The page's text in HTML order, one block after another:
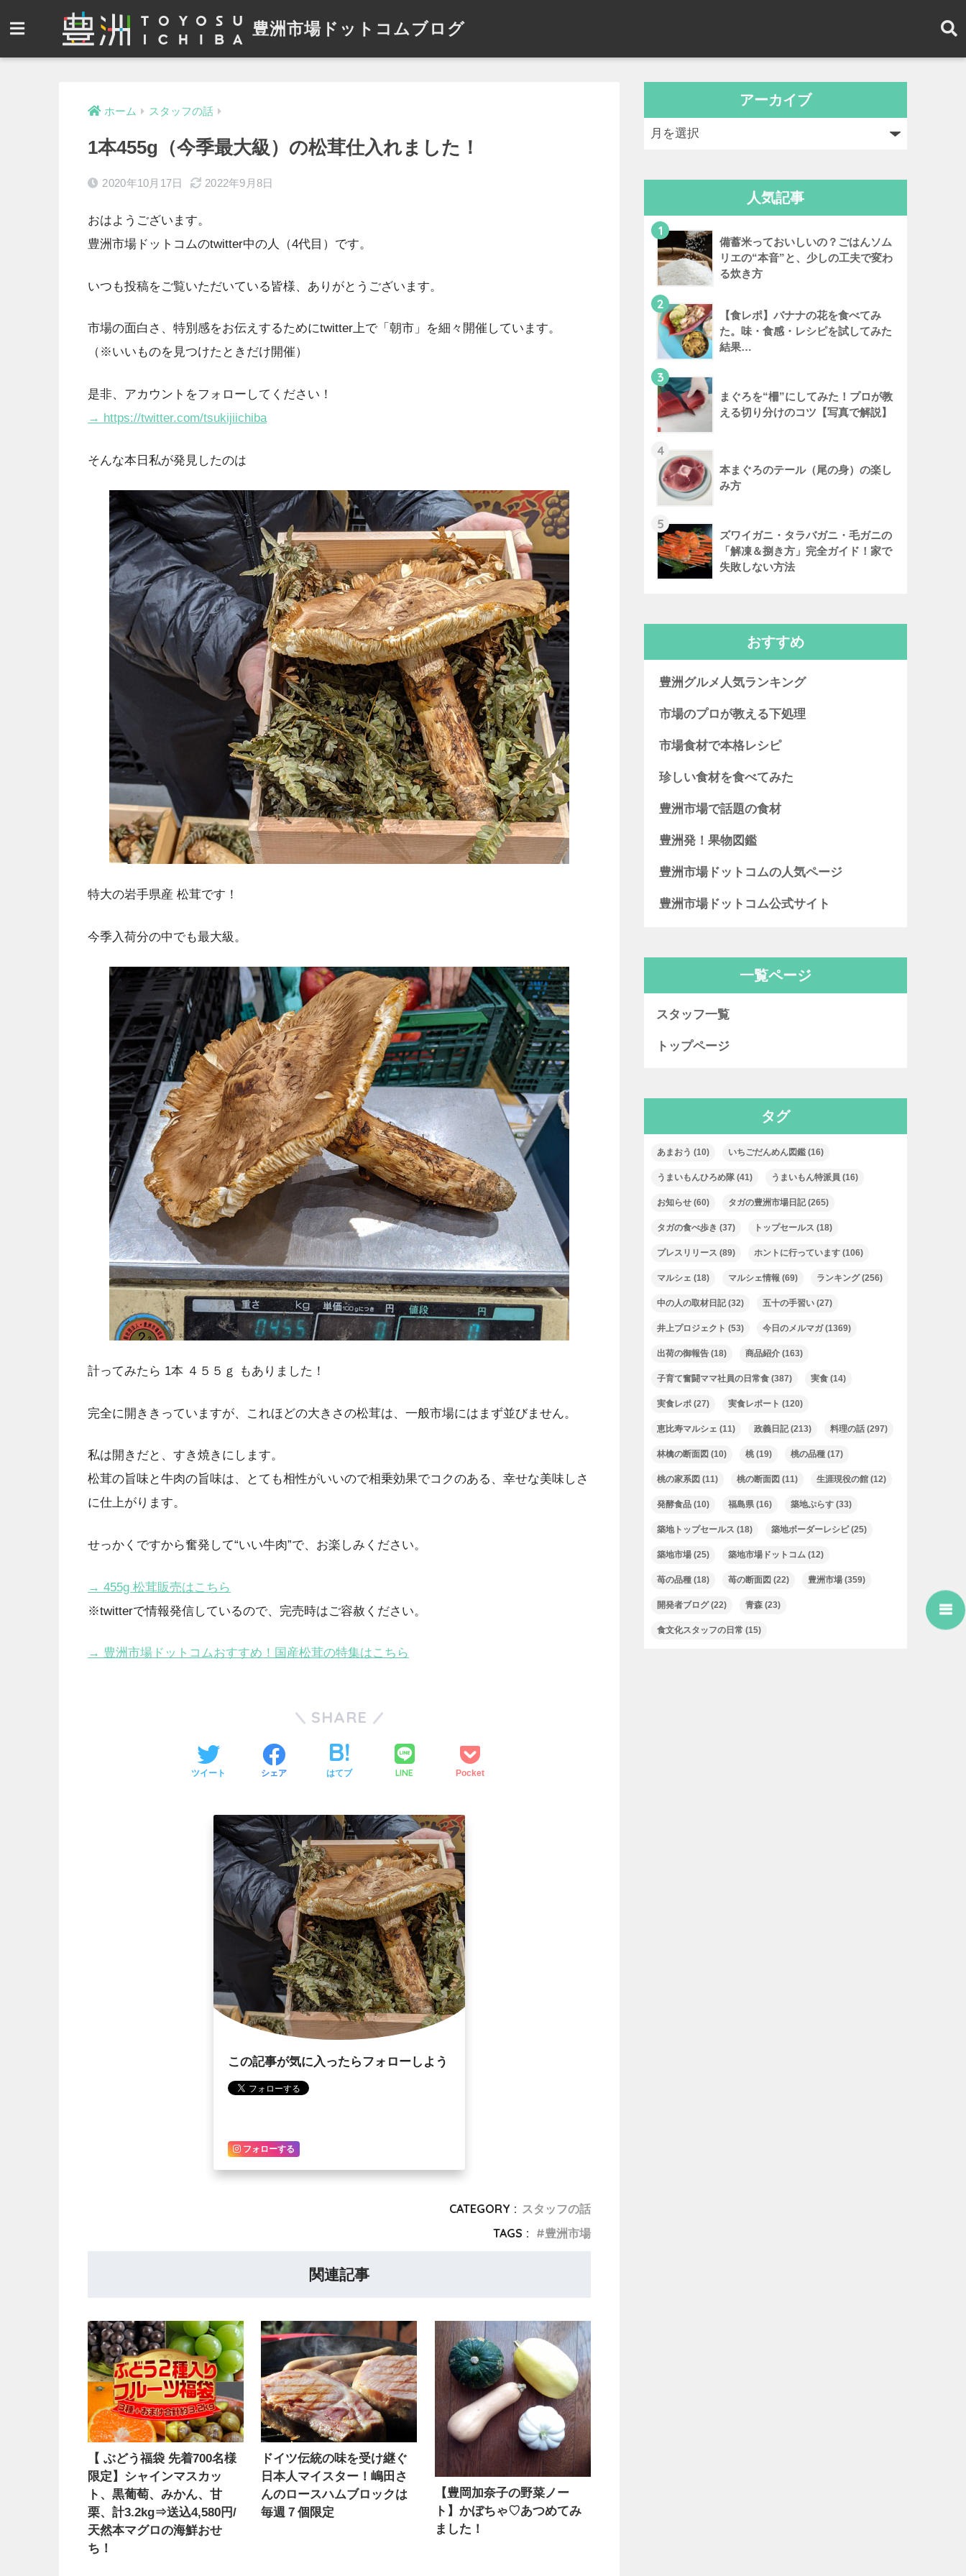
豊洲市場ドットコムブログ
ホーム スタッフの話
1本455g（今季最大級）の松茸仕入れました！
2020年10月17日 2022年9月8日
おはようございます。
豊洲市場ドットコムのtwitter中の人（4代目）です。
いつも投稿をご覧いただいている皆様、ありがとうございます。
市場の面白さ、特別感をお伝えするためにtwitter上で「朝市」を細々開催しています。
（※いいものを見つけたときだけ開催）
是非、アカウントをフォローしてください！
→ https://twitter.com/tsukijiichiba
そんな本日私が発見したのは
特大の岩手県産 松茸です！
今季入荷分の中でも最大級。
計ってみたら 1本 ４５５ｇ もありました！
完全に開ききっていますが、これほどの大きさの松茸は、一般市場にはまず並びません。
私は開きだと、すき焼きにします。
松茸の旨味と牛肉の旨味は、とても相性がいいので相乗効果でコクのある、幸せな美味しさ
に仕上がります。
せっかくですから奮発して“いい牛肉”で、お楽しみください。
→ 455g 松茸販売はこちら
※twitterで情報発信しているので、完売時はご容赦ください。
→ 豊洲市場ドットコムおすすめ！国産松茸の特集はこちら
SHARE
ツイート シェア はてブ LINE Pocket
この記事が気に入ったらフォローしよう
フォローする
CATEGORY : スタッフの話
TAGS :
豊洲市場
関連記事
【 ぶどう福袋 先着700名様
限定】シャインマスカッ
ト、黒葡萄、みかん、甘
栗、計3.2kg⇒送込4,580円/
天然本マグロの海鮮おせ
ち！
ドイツ伝統の味を受け継ぐ
日本人マイスター！嶋田さ
んのロースハムブロックは
毎週７個限定
【豊岡加奈子の野菜ノー
ト】かぼちゃ♡あつめてみ
ました！
アーカイブ
人気記事
1
備蓄米っておいしいの？ごはんソム
リエの“本音”と、少しの工夫で変わ
る炊き方
2
【食レポ】バナナの花を食べてみ
た。味・食感・レシピを試してみた
結果…
3
まぐろを“柵”にしてみた！プロが教
える切り分けのコツ【写真で解説】
4
本まぐろのテール（尾の身）の楽し
み方
5
ズワイガニ・タラバガニ・毛ガニの
「解凍＆捌き方」完全ガイド！家で
失敗しない方法
おすすめ
豊洲グルメ人気ランキング
市場のプロが教える下処理
市場食材で本格レシピ
珍しい食材を食べてみた
豊洲市場で話題の食材
豊洲発！果物図鑑
豊洲市場ドットコムの人気ページ
豊洲市場ドットコム公式サイト
一覧ページ
スタッフ一覧
トップページ
タグ
あまおう (10) いちごだんめん図鑑 (16)
うまいもんひろめ隊 (41) うまいもん特派員 (16)
お知らせ (60) タガの豊洲市場日記(265)
タガの食べ歩き (37) トップセールス (18)
プレスリリース (89) ホントに行っています (106)
マルシェ (18) マルシェ情報 (69) ランキング(256)
中の人の取材日記(32) 五十の手習い (27)
井上プロジェクト (53) 今日のメルマガ(1369)
出荷の御報告 (18) 商品紹介 (163)
子育て奮闘ママ社員の日常食 (387) 実食 (14)
実食レポ (27) 実食レポート (120)
恵比寿マルシェ (11) 政義日記(213) 料理の話 (297)
林檎の断面図 (10) 桃(19) 桃の品種 (17)
桃の家系図 (11) 桃の断面図 (11) 生涯現役の館 (12)
発酵食品 (10) 福島県 (16) 築地ぷらす (33)
築地トップセールス (18) 築地ボーダーレシピ(25)
築地市場 (25) 築地市場ドットコム (12)
苺の品種 (18) 苺の断面図 (22) 豊洲市場 (359)
開発者ブログ(22) 青森 (23)
食文化スタッフの日常 (15)